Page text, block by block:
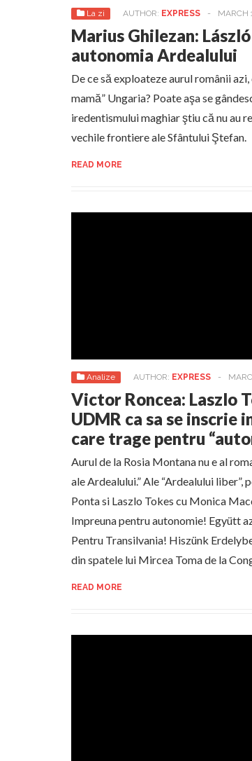
La zi AUTHOR: EXPRESS - MARCH
Marius Ghilezan:
autonomia Ardealului
De ce să exploateze aurul românii
mamă” Ungaria? Poate aşa se
iredentismului maghiar ştiu că nu au
vechile frontiere ale Sfântului Ştefan.
READ MORE
Analize AUTHOR: EXPRESS -
Victor Roncea: Laszlo
UDMR ca sa se inscrie
care trage pentru
Aurul de la Rosia Montana nu e al
ale Ardealului.” Ale “Ardealului
Ponta si Laszlo Tokes cu Monica
Impreuna pentru autonomie! Együtt
Pentru Transilvania! Hiszünk
din spatele lui Mircea Toma de la
READ MORE